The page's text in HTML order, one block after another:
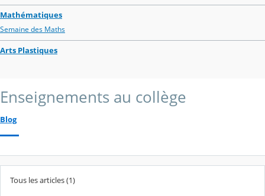
Mathématiques
Semaine des Maths
Arts Plastiques
Enseignements au collège
Blog
Tous les articles (1)